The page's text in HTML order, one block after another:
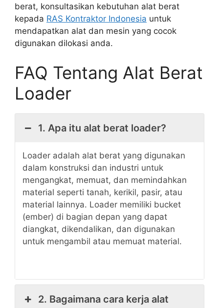
berat, konsultasikan kebutuhan alat berat
kepada RAS Kontraktor Indonesia untuk
mendapatkan alat dan mesin yang cocok
digunakan dilokasi anda.
FAQ Tentang Alat Berat
Loader
1. Apa itu alat berat loader?
Loader adalah alat berat yang digunakan
dalam konstruksi dan industri untuk
mengangkat, memuat, dan memindahkan
material seperti tanah, kerikil, pasir, atau
material lainnya. Loader memiliki bucket
(ember) di bagian depan yang dapat
diangkat, dikendalikan, dan digunakan
untuk mengambil atau memuat material.
2. Bagaimana cara kerja alat